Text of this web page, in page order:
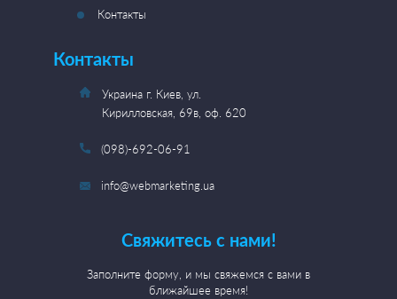
Контакты
Контакты
Украина г. Киев, ул.
Кирилловская, 69в, оф. 620
(098)-692-06-91
info@webmarketing.ua
Свяжитесь с нами!
Заполните форму, и мы свяжемся с вами в
ближайшее время!